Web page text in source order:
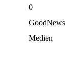
0
GoodNews
Medien